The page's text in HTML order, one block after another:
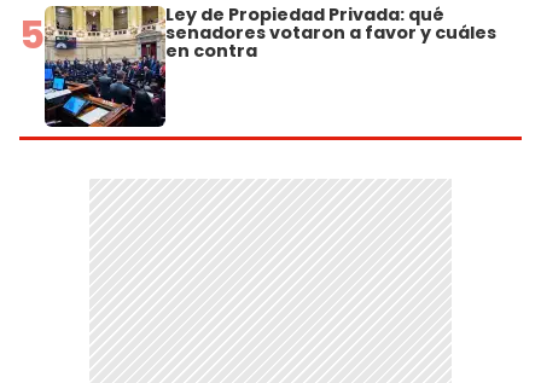
5 Ley de Propiedad Privada: qué
senadores votaron a favor y cuáles
en contra